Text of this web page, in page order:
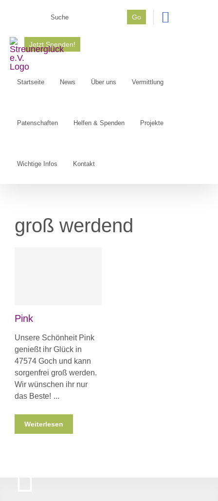
nach:
Go
Jetzt Spenden!
Startseite News Über uns Vermittlung
Patenschaften Helfen & Spenden Projekte
Wichtige Infos Kontakt
groß werdend
Pink
Unsere Schönheit Pink
genießt ihr Glück in
47574 Goch und kann
sorgenfrei groß werden.
Wir wünschen ihr nur
das Beste!
Weiterlesen